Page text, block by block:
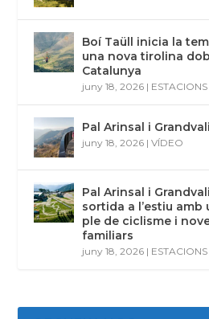
Boí Taüll inicia la
una nova tirolina
Catalunya
juny 18, 2026 |
Pal Arinsal i
juny 18, 2026 |VÍDEO
Pal Arinsal i
sortida a l’estiu
ple de ciclisme i
familiars
juny 18, 2026 |